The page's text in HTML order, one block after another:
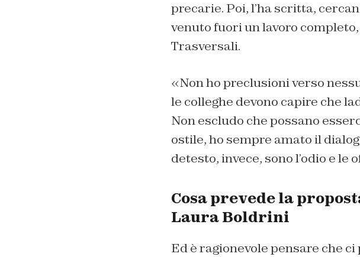
precarie. Poi, l’ha scritta,
venuto fuori un lavoro
Trasversali.
«Non ho preclusioni verso
le colleghe devono capire che
Non escludo che possano
ostile, ho sempre amato il
detesto, invece, sono l’odio e le
Cosa prevede la
Laura Boldrini
Ed è ragionevole pensare che